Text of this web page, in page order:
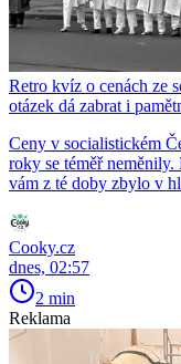
Retro kvíz o cenách ze
otázek dá zabrat i
Ceny v socialistickém
roky se téměř
vám z té doby zbylo v
Cooky.cz
dnes, 02:57
2 min
Reklama